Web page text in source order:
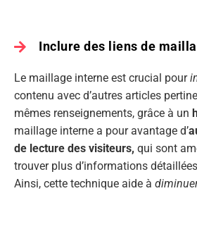
Inclure des liens de
Le maillage interne est crucial pour
contenu avec d’autres articles
mêmes renseignements, grâce à un
maillage interne a pour avantage d’
de lecture des visiteurs, qui sont
trouver plus d’informations
Ainsi, cette technique aide à